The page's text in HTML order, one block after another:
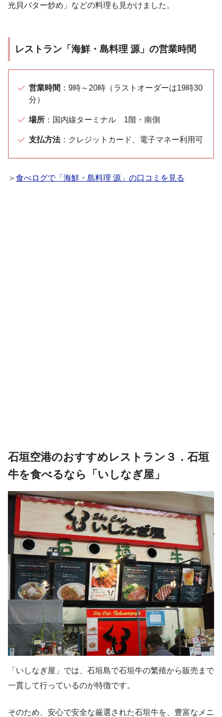
光貝バター炒め」などの料理も見かけました。
レストラン「海鮮・島料理 源」の営業時間
営業時間 ：9時～20時（ラストオーダーは19時30
分）
場所 ：国内線ターミナル 1階・南側
支払方法：クレジットカード、電子マネー利用可
＞ 食べログで「海鮮・島料理 源」の口コミを見る
石垣空港のおすすめレストラン３．石垣
牛を食べるなら「いしなぎ屋」
「いしなぎ屋」では、石垣島で石垣牛の繁殖から販売まで
一貫して行っているのが特徴です。
そのため、安心で安全な厳選された石垣牛を、豊富なメニ